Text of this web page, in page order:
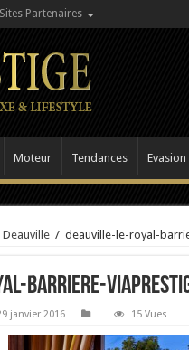
Sites Partenaires
Moteur Tendances Evasion
/ deauville-le-royal-
barriere-
janvier 2016 15 Vues